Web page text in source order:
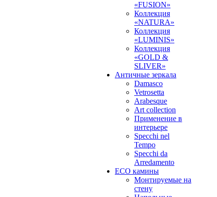
«FUSION»
Коллекция
«NATURA»
Коллекция
«LUMINIS»
Коллекция
«GOLD &
SLIVER»
Античные зеркала
Damasco
Vetrosetta
Arabesque
Art collection
Применение в
интерьере
Specchi nel
Tempo
Specchi da
Arredamento
ECO камины
Монтируемые на
стену